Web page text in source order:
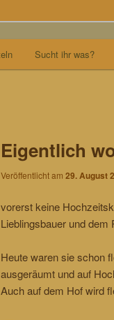
Sucht ihr was?
Eigentlich
Veröffentlicht am 29. August
vorerst keine
Lieblingsbauer und
Heute waren sie schon
ausgeräumt und auf
Auch auf dem Hof wird